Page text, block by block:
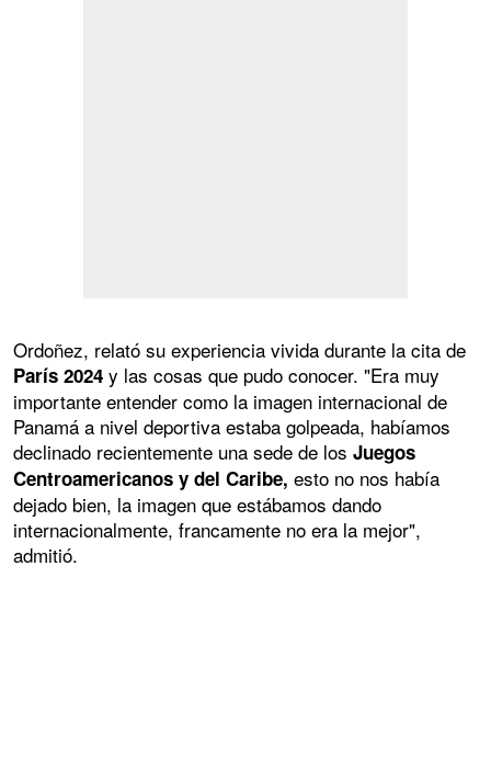
Ordoñez, relató su experiencia vivida durante la cita de
París 2024 y las cosas que pudo conocer. "Era muy
importante entender como la imagen internacional de
Panamá a nivel deportiva estaba golpeada, habíamos
declinado recientemente una sede de los Juegos
Centroamericanos y del Caribe, esto no nos había
dejado bien, la imagen que estábamos dando
internacionalmente, francamente no era la mejor",
admitió.